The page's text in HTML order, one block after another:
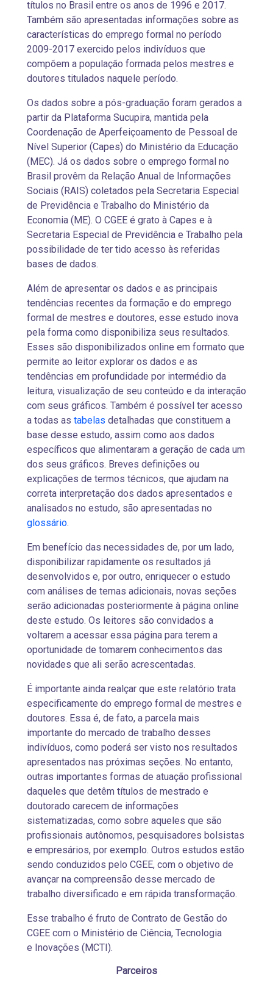
títulos no Brasil entre os anos de 1996 e 2017.
Também são apresentadas informações sobre as
características do emprego formal no período
2009-2017 exercido pelos indivíduos que
compõem a população formada pelos mestres e
doutores titulados naquele período.
Os dados sobre a pós-graduação foram gerados a
partir da Plataforma Sucupira, mantida pela
Coordenação de Aperfeiçoamento de Pessoal de
Nível Superior (Capes) do Ministério da Educação
(MEC). Já os dados sobre o emprego formal no
Brasil provêm da Relação Anual de Informações
Sociais (RAIS) coletados pela Secretaria Especial
de Previdência e Trabalho do Ministério da
Economia (ME). O CGEE é grato à Capes e à
Secretaria Especial de Previdência e Trabalho pela
possibilidade de ter tido acesso às referidas
bases de dados.
Além de apresentar os dados e as principais
tendências recentes da formação e do emprego
formal de mestres e doutores, esse estudo inova
pela forma como disponibiliza seus resultados.
Esses são disponibilizados online em formato que
permite ao leitor explorar os dados e as
tendências em profundidade por intermédio da
leitura, visualização de seu conteúdo e da interação
com seus gráficos. Também é possível ter acesso
a todas as tabelas detalhadas que constituem a
base desse estudo, assim como aos dados
específicos que alimentaram a geração de cada um
dos seus gráficos. Breves definições ou
explicações de termos técnicos, que ajudam na
correta interpretação dos dados apresentados e
analisados no estudo, são apresentadas no
glossário.
Em benefício das necessidades de, por um lado,
disponibilizar rapidamente os resultados já
desenvolvidos e, por outro, enriquecer o estudo
com análises de temas adicionais, novas seções
serão adicionadas posteriormente à página online
deste estudo. Os leitores são convidados a
voltarem a acessar essa página para terem a
oportunidade de tomarem conhecimentos das
novidades que ali serão acrescentadas.
É importante ainda realçar que este relatório trata
especificamente do emprego formal de mestres e
doutores. Essa é, de fato, a parcela mais
importante do mercado de trabalho desses
indivíduos, como poderá ser visto nos resultados
apresentados nas próximas seções. No entanto,
outras importantes formas de atuação profissional
daqueles que detêm títulos de mestrado e
doutorado carecem de informações
sistematizadas, como sobre aqueles que são
profissionais autônomos, pesquisadores bolsistas
e empresários, por exemplo. Outros estudos estão
sendo conduzidos pelo CGEE, com o objetivo de
avançar na compreensão desse mercado de
trabalho diversificado e em rápida transformação.
Esse trabalho é fruto de Contrato de Gestão do
CGEE com o Ministério de Ciência, Tecnologia
e Inovações (MCTI).
Parceiros